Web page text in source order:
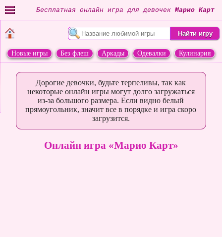
Бесплатная онлайн игра для девочек Марио Карт
Новые игры Без флеш Аркады Одевалки
Кулинария
Дорогие девочки, будьте терпеливы, так как
некоторые онлайн игры могут долго загружаться
из-за большого размера. Если видно белый
прямоугольник, значит все в порядке и игра скоро
загрузится.
Онлайн игра «Марио Карт»